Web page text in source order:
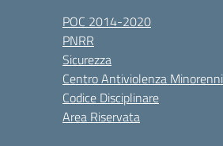
POC 2014-2020
PNRR
Sicurezza
Centro Antiviolenza Minorenni
Codice Disciplinare
Area Riservata